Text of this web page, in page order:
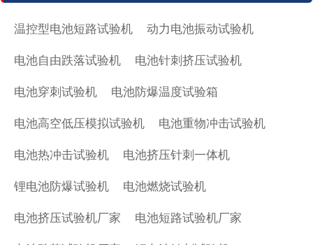
温控型电池短路试验机 动力电池振动试验机
电池自由跌落试验机 电池针刺挤压试验机
电池穿刺试验机 电池防爆温度试验箱
电池高空低压模拟试验机 电池重物冲击试验机
电池热冲击试验机 电池挤压针刺一体机
锂电池防爆试验机 电池燃烧试验机
电池挤压试验机厂家 电池短路试验机厂家